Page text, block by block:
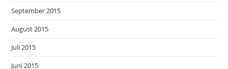
September 2015
August 2015
Juli 2015
Juni 2015